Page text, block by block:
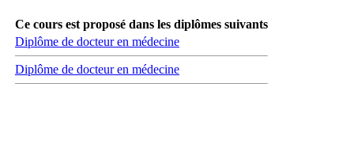
Ce cours est proposé dans les diplômes suivants
Diplôme de docteur en médecine
Diplôme de docteur en médecine